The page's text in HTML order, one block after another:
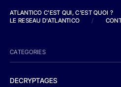
ATLANTICO C'EST QUI, C'EST QUOI ?
LE RESEAU D'ATLANTICO
/
CATEGORIES
DECRYPTAGES